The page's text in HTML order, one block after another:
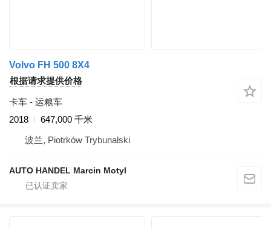
Volvo FH 500 8X4
根据请求提供价格
卡车 - 运粮车
2018
647,000 千米
波兰, Piotrków Trybunalski
AUTO HANDEL Marcin Motyl